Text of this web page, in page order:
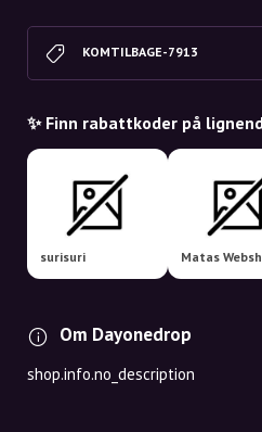
KOMTILBAGE-7913
✨ Finn rabattkoder på
surisuri Matas
Om Dayonedrop
shop.info.no_description